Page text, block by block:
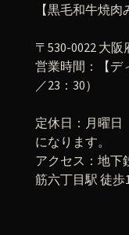
【黒毛和牛焼肉
〒530-0022 大
営業時間：【デ
／23：30）
定休日：月曜
になります。
アクセス：地
筋六丁目駅 徒歩